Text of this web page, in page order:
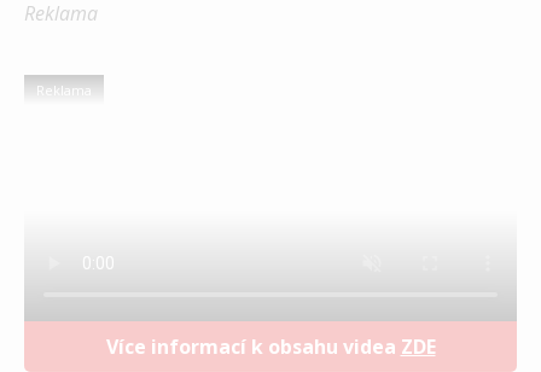
Reklama
Více informací k obsahu videa ZDE
Reklama